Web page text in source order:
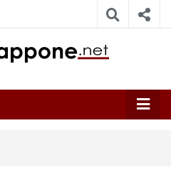
Economic Federation